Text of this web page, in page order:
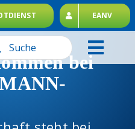
EANV
bei